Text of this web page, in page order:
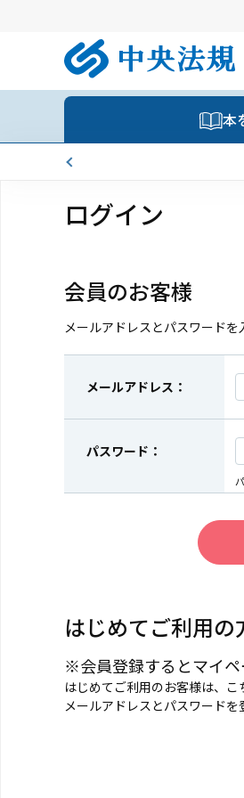
本
ログイン
会員のお客様
メールアドレスとパスワードを
メールアドレス：
パスワード：
はじめてご利用
※会員登録するとマイペ
はじめてご利用のお客様は、こ
メールアドレスとパスワードを